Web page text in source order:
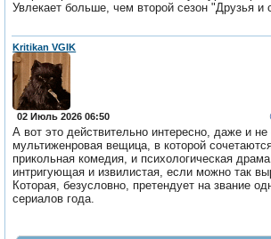
Увлекает больше, чем второй сезон "Друзья и
Kritikan VGIK
02 Июль 2026 06:50
А вот это действительно интересно, даже и
мультиженровая вещица, в которой
прикольная комедия, и психологическая
интригующая и извилистая, если можно так
Которая, безусловно, претендует на звание
сериалов года.